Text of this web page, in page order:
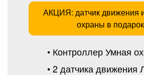
АКЦИЯ: датчик движения
охраны в
• Контроллер Умная
• 2 датчика